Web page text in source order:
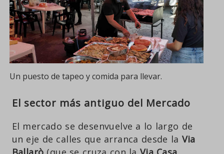
Un puesto de tapeo y comida para llevar.
El sector más antiguo del Mercado
El mercado se desenvuelve a lo largo de
un eje de calles que arranca desde la Via